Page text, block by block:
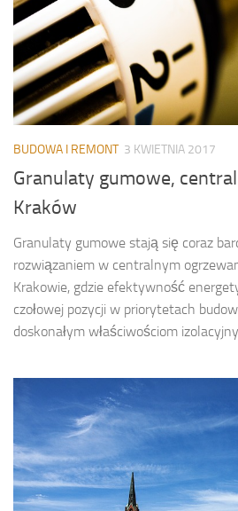
BUDOWA I REMONT 3 KWIETNIA 2017
Granulaty gumowe,
Kraków
Granulaty gumowe stają się coraz
rozwiązaniem w centralnym
Krakowie, gdzie efektywność
czołowej pozycji w priorytetach
doskonałym właściwościom